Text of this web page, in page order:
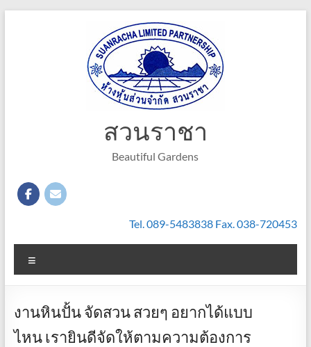
สวนราชา
Beautiful Gardens
Tel. 089-5483838 Fax. 038-720453
งานหินปั้น จัดสวน สวยๆ อยากได้แบบ
ไหน เรายินดีจัดให้ตามความต้องการ